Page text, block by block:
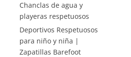
Chanclas de agua y
playeras respetuosos
Deportivos Respetuosos
para niño y niña |
Zapatillas Barefoot